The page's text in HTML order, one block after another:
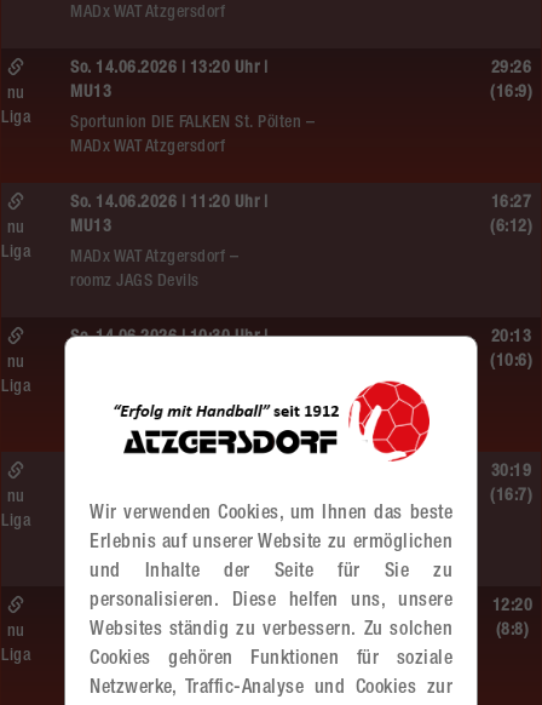
MADx WAT Atzgersdorf
So. 14.06.2026 | 13:20 Uhr |
MU13
Sportunion DIE FALKEN St. Pölten –
MADx WAT Atzgersdorf
nu
Liga
29:26
(16:9)
So. 14.06.2026 | 11:20 Uhr |
MU13
MADx WAT Atzgersdorf –
roomz JAGS Devils
nu
Liga
16:27
(6:12)
So. 14.06.2026 | 10:30 Uhr |
MADx WAT Atzgersdorf
nu
Liga
20:13
(10:6)
HIB Handball Graz
nu
Liga
30:19
(16:7)
Sa. 13.06.2026 | 14:30 Uhr |
WU12
Hypo NÖ –
MADx WAT Atzgersdorf
nu
Liga
12:20
(8:8)
Wir verwenden Cookies, um Ihnen das beste
Erlebnis auf unserer Website zu ermöglichen
und Inhalte der Seite für Sie zu
personalisieren. Diese helfen uns, unsere
Websites ständig zu verbessern. Zu solchen
Cookies gehören Funktionen für soziale
Netzwerke, Traffic-Analyse und Cookies zur